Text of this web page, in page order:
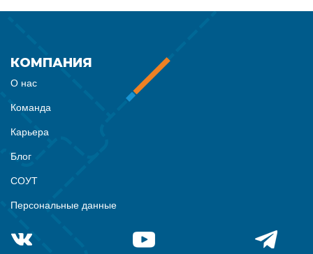
КОМПАНИЯ
О нас
Команда
Карьера
Блог
СОУТ
Персональные данные